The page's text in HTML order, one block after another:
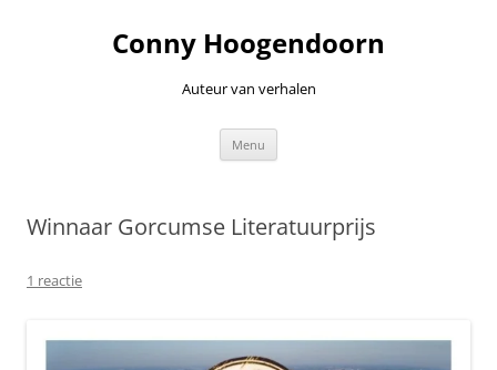
Conny Hoogendoorn
Auteur van verhalen
Menu
Winnaar Gorcumse Literatuurprijs
1 reactie